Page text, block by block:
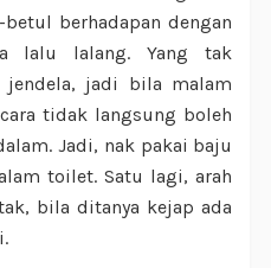
berhadapan dengan
lalu lalang. Yang tak
jendela, jadi bila malam
tidak langsung boleh
Jadi, nak pakai baju
toilet. Satu lagi, arah
bila ditanya kejap ada